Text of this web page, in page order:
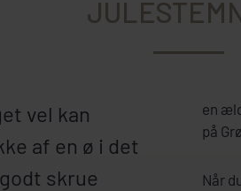
vel kan
af en ø i det
skrue
en
på
Når